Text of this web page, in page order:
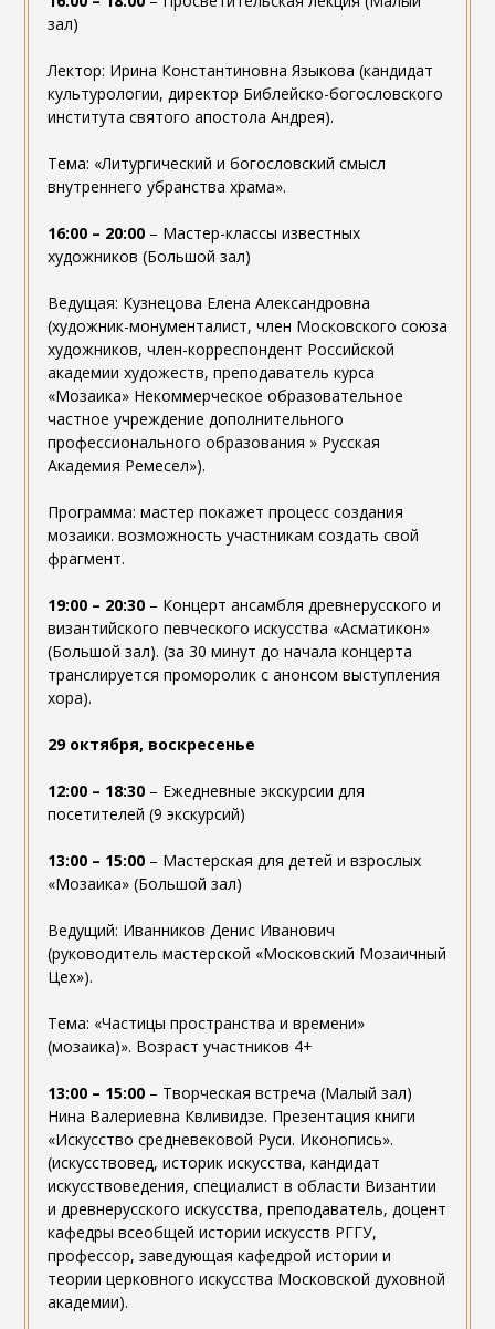
зал)
Лектор: Ирина Константиновна Языкова (кандидат
культурологии, директор Библейско-богословского
института святого апостола Андрея).
Тема: «Литургический и богословский смысл
внутреннего убранства храма».
16:00 – 20:00– Мастер-классы известных
художников (Большой зал)
Ведущая: Кузнецова Елена Александровна
(художник-монументалист, член Московского союза
художников, член-корреспондент Российской
академии художеств, преподаватель курса
«Мозаика» Некоммерческое образовательное
частное учреждение дополнительного
профессионального образования » Русская
Академия Ремесел»).
Программа: мастер покажет процесс создания
мозаики. возможность участникам создать свой
фрагмент.
19:00 – 20:30– Концерт ансамбля древнерусского и
византийского певческого искусства «Асматикон»
(Большой зал). (за 30 минут до начала концерта
транслируется проморолик с анонсом выступления
хора).
29 октября, воскресенье
12:00 – 18:30– Ежедневные экскурсии для
посетителей (9 экскурсий)
13:00 – 15:00– Мастерская для детей и взрослых
«Мозаика» (Большой зал)
Ведущий: Иванников Денис Иванович
(руководитель мастерской «Московский Мозаичный
Цех»).
Тема: «Частицы пространства и времени»
(мозаика)». Возраст участников 4+
13:00 – 15:00– Творческая встреча (Малый зал)
Нина Валериевна Квливидзе. Презентация книги
«Искусство средневековой Руси. Иконопись».
(искусствовед, историк искусства, кандидат
искусствоведения, специалист в области Византии
и древнерусского искусства, преподаватель, доцент
кафедры всеобщей истории искусств РГГУ,
профессор, заведующая кафедрой истории и
теории церковного искусства Московской духовной
академии).